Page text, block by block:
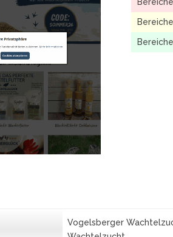
Vogelsberger